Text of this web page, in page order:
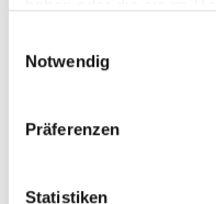
Notwendig
Präferenzen
Statistiken
Kinder, Eltern, Erzieher
Gute Vereinbarkeit